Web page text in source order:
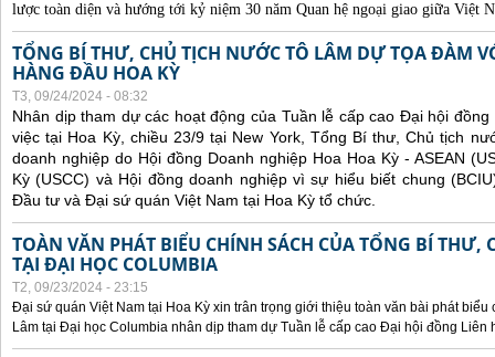
lược toàn diện và hướng tới kỷ niệm 30 năm Quan hệ ngoại giao giữa Việt
TỔNG BÍ THƯ, CHỦ TỊCH NƯỚC TÔ LÂM DỰ TỌA ĐÀM
HÀNG ĐẦU HOA KỲ
T3, 09/24/2024 - 08:32
Nhân dịp tham dự các hoạt động của Tuần lễ cấp cao Đại hội
việc tại Hoa Kỳ, chiều 23/9 tại New York, Tổng Bí thư, Chủ tịch
doanh nghiệp do Hội đồng Doanh nghiệp Hoa Hoa Kỳ - ASEAN
Kỳ (USCC) và Hội đồng doanh nghiệp vì sự hiểu biết chung
Đầu tư và Đại sứ quán Việt Nam tại Hoa Kỳ tổ chức.
TOÀN VĂN PHÁT BIỂU CHÍNH SÁCH CỦA TỔNG BÍ THƯ,
TẠI ĐẠI HỌC COLUMBIA
T2, 09/23/2024 - 23:15
Đại sứ quán Việt Nam tại Hoa Kỳ xin trân trọng giới thiệu toàn văn bài phát biểu
Lâm tại Đại học Columbia nhân dịp tham dự Tuần lễ cấp cao Đại hội đồng Liên